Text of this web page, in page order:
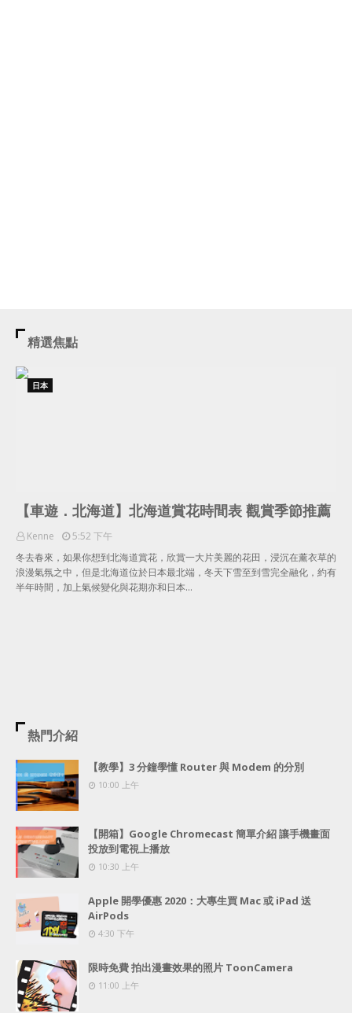
精選焦點
日本
【車遊．北海道】北海道賞花時間表 觀賞季節推薦
Kenne
5:52 下午
冬去春來，如果你想到北海道賞花，欣賞一大片美麗的花田，浸沉在薰衣草的
浪漫氣氛之中，但是北海道位於日本最北端，冬天下雪至到雪完全融化，約有
半年時間，加上氣候變化與花期亦和日本…
熱門介紹
【教學】3 分鐘學懂 Router 與 Modem 的分別
10:00 上午
【開箱】Google Chromecast 簡單介紹 讓手機畫面
投放到電視上播放
10:30 上午
Apple 開學優惠 2020：大專生買 Mac 或 iPad 送
AirPods
4:30 下午
限時免費 拍出漫畫效果的照片 ToonCamera
11:00 上午